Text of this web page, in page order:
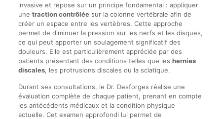
invasive et repose sur un principe fondamental : appliquer
une traction contrôléesur la colonne vertébrale afin de
créer un espace entre les vertèbres. Cette approche
permet de diminuer la pression sur les nerfs et les disques,
ce qui peut apporter un soulagement significatif des
douleurs. Elle est particulièrement appréciée par des
patients présentant des conditions telles que les hernies
discales, les protrusions discales ou la sciatique.
Durant ses consultations, le Dr. Desforges réalise une
évaluation complète de chaque patient, prenant en compte
les antécédents médicaux et la condition physique
actuelle. Cet examen approfondi lui permet de